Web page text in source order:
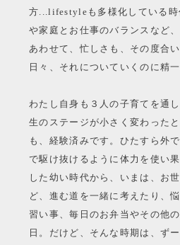
方...lifestyleも多様化している時
や家庭とお仕事のバランスなど
あわせて、忙しさも、その度合
日々、それについていくのに精
わたし自身も３人の子育てを通
生のステージが小さく変わった
も、経験済みです。ひたすら外
で駆け抜けるように体力を使い
した幼い時代から、いまは、お
ど、進む道を一緒に考えたり、
習い事、毎日のお弁当やその他
日。だけど、そんな時期は、ず